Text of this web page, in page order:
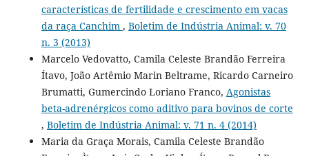
características de fertilidade e crescimento em vacas
da raça Canchim , Boletim de Indústria Animal: v. 70
n. 3 (2013)
Marcelo Vedovatto, Camila Celeste Brandão Ferreira
Ítavo, João Artêmio Marin Beltrame, Ricardo Carneiro
Brumatti, Gumercindo Loriano Franco, Agonistas
beta-adrenérgicos como aditivo para bovinos de corte
, Boletim de Indústria Animal: v. 71 n. 4 (2014)
Maria da Graça Morais, Camila Celeste Brandão